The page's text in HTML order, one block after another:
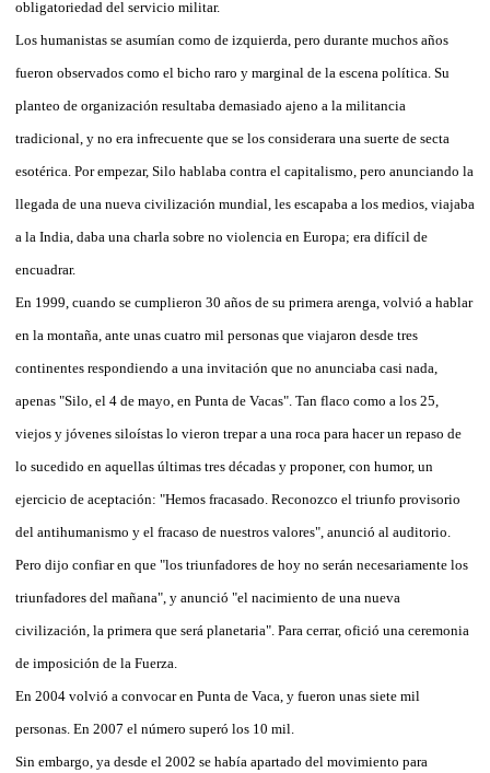
obligatoriedad del servicio militar.
Los humanistas se asumían como de izquierda, pero durante muchos años
fueron observados como el bicho raro y marginal de la escena política. Su
planteo de organización resultaba demasiado ajeno a la militancia
tradicional, y no era infrecuente que se los considerara una suerte de secta
esotérica. Por empezar, Silo hablaba contra el capitalismo, pero anunciando la
llegada de una nueva civilización mundial, les escapaba a los medios, viajaba
a la India, daba una charla sobre no violencia en Europa; era difícil de
encuadrar.
En 1999, cuando se cumplieron 30 años de su primera arenga, volvió a hablar
en la montaña, ante unas cuatro mil personas que viajaron desde tres
continentes respondiendo a una invitación que no anunciaba casi nada,
apenas "Silo, el 4 de mayo, en Punta de Vacas". Tan flaco como a los 25,
viejos y jóvenes siloístas lo vieron trepar a una roca para hacer un repaso de
lo sucedido en aquellas últimas tres décadas y proponer, con humor, un
ejercicio de aceptación: "Hemos fracasado. Reconozco el triunfo provisorio
del antihumanismo y el fracaso de nuestros valores", anunció al auditorio.
Pero dijo confiar en que "los triunfadores de hoy no serán necesariamente los
triunfadores del mañana", y anunció "el nacimiento de una nueva
civilización, la primera que será planetaria". Para cerrar, ofició una ceremonia
de imposición de la Fuerza.
En 2004 volvió a convocar en Punta de Vaca, y fueron unas siete mil
personas. En 2007 el número superó los 10 mil.
Sin embargo, ya desde el 2002 se había apartado del movimiento para